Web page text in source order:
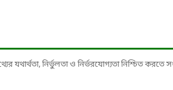
নির্ভুলতা ও নির্ভরযোগ্যতা নিশ্চিত করতে